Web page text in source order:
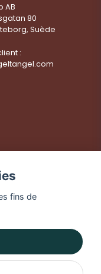
AB
80
Suède
:
rapide
sécurisés
fins de